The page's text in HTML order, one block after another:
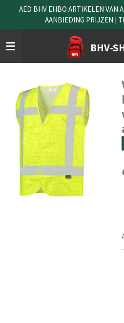
naar
de
hoofdinhoud
BHV-
AED BHV EHBO ARTIKELEN VAN
AANBIEDING PRIJZEN |